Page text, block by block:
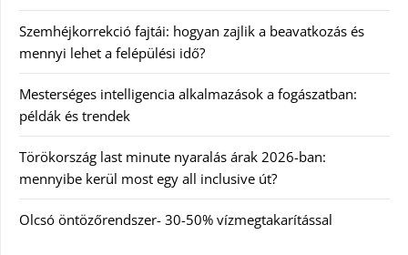
Szemhéjkorrekció fajtái: hogyan zajlik a beavatkozás és
mennyi lehet a felépülési idő?
Mesterséges intelligencia alkalmazások a fogászatban:
példák és trendek
Törökország last minute nyaralás árak 2026-ban:
mennyibe kerül most egy all inclusive út?
Olcsó öntözőrendszer- 30-50% vízmegtakarítással